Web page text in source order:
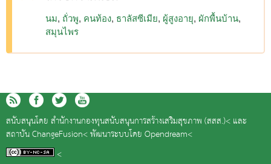
นม ถั่วพู คนท้อง ธาลัสซีเมีย ผู้สูงอายุ ผักพื้นบ้าน
สมุนไพร
สนับสนุนโดย สำนักงานกองทุนสนับสนุนการสร้างเสริมสุขภาพ (สสส.)< และ
สถาบัน ChangeFusion<พัฒนาระบบโดย Opendream<
<